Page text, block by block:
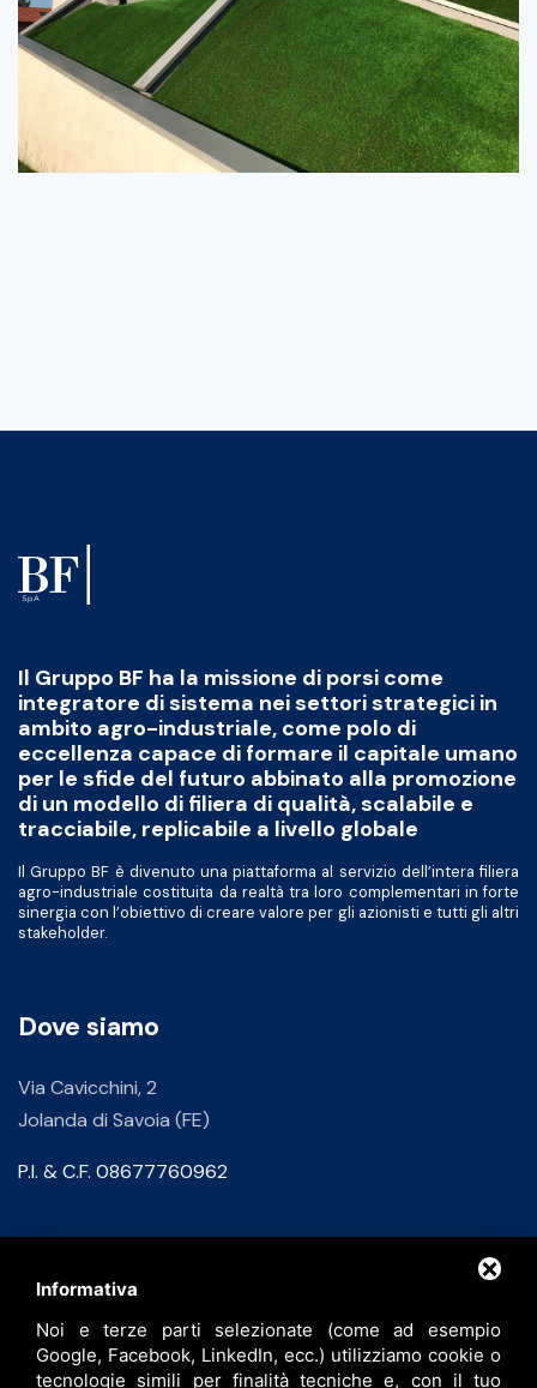
Il Gruppo BF ha la missione di porsi come
integratore di sistema nei settori strategici in
ambito agro-industriale, come polo di
eccellenza capace di formare il capitale umano
per le sfide del futuro abbinato alla promozione
di un modello di filiera di qualità, scalabile e
tracciabile, replicabile a livello globale
Il Gruppo BF è divenuto una piattaforma al servizio dell’intera filiera
agro-industriale costituita da realtà tra loro complementari in forte
sinergia con l’obiettivo di creare valore per gli azionisti e tutti gli altri
stakeholder.
Dove siamo
Via Cavicchini, 2
Jolanda di Savoia (FE)
P.I. & C.F. 08677760962
info@bfspa.it
+39 0532 836102
Informativa
Noi e terze parti selezionate (come ad esempio
Google, Facebook, LinkedIn, ecc.) utilizziamo cookie o
tecnologie simili per finalità tecniche e, con il tuo